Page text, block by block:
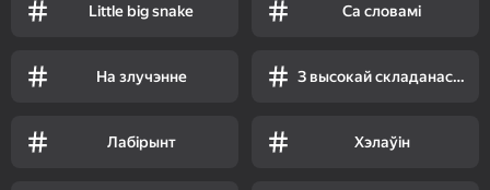
Little big snake Са словамі
На злучэнне З высокай складанасцю
Лабірынт Хэлаўін